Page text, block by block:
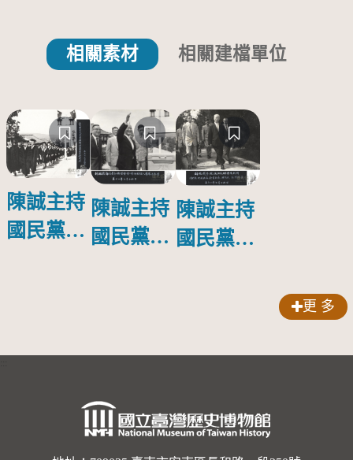
相關素材 相關建檔單位
陳誠主持
國民黨知
文理學院
陳誠主持
國民黨知
期結業典
文理學院
陳誠主持
國民黨知
期結業典
文理學院
更 多